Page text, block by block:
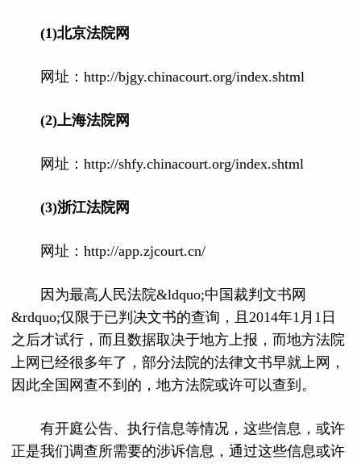
(1)北京法院网
网址：http://bjgy.chinacourt.org/index.shtml
(2)上海法院网
网址：http://shfy.chinacourt.org/index.shtml
(3)浙江法院网
网址：http://app.zjcourt.cn/
因为最高人民法院&ldquo;中国裁判文书网
&rdquo;仅限于已判决文书的查询，且2014年1月1日
之后才试行，而且数据取决于地方上报，而地方法院
上网已经很多年了，部分法院的法律文书早就上网，
因此全国网查不到的，地方法院或许可以查到。
有开庭公告、执行信息等情况，这些信息，或许
正是我们调查所需要的涉诉信息，通过这些信息或许